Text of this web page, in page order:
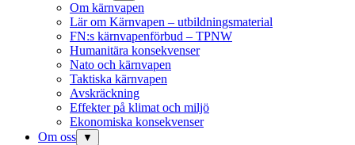
Om kärnvapen
Lär om Kärnvapen – utbildningsmaterial
FN:s kärnvapenförbud – TPNW
Humanitära konsekvenser
Nato och kärnvapen
Taktiska kärnvapen
Avskräckning
Effekter på klimat och miljö
Ekonomiska konsekvenser
Om oss
▼